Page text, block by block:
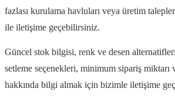
fazlası kurulama havluları veya üretim
ile iletişime geçebilirsiniz.
Güncel stok bilgisi, renk ve desen
setleme seçenekleri, minimum sipariş miktarı
hakkında bilgi almak için bizimle iletişime